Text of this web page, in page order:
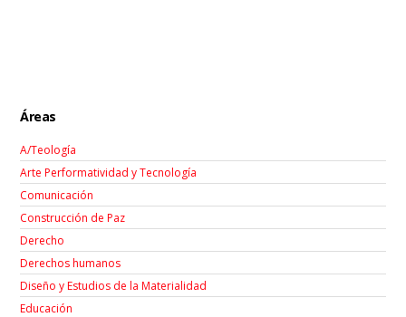
Áreas
A/Teología
Arte Performatividad y Tecnología
Comunicación
Construcción de Paz
Derecho
Derechos humanos
Diseño y Estudios de la Materialidad
Educación